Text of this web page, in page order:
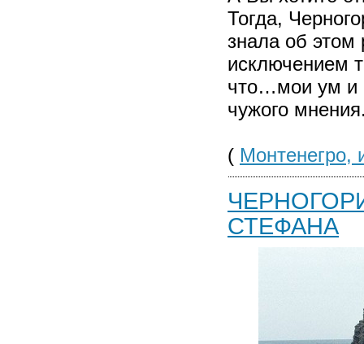
Тогда,
знала об этом
исключением
что…мои ум и
чужого
( Монтенегро,
СТЕФАНА